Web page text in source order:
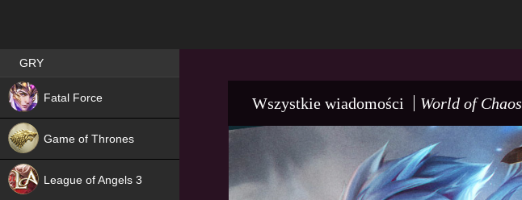
Wszystkie wiadomości World of Chaos
Best RPG games in Poland
GRY
Fatal Force
Game of Thrones
League of Angels 3